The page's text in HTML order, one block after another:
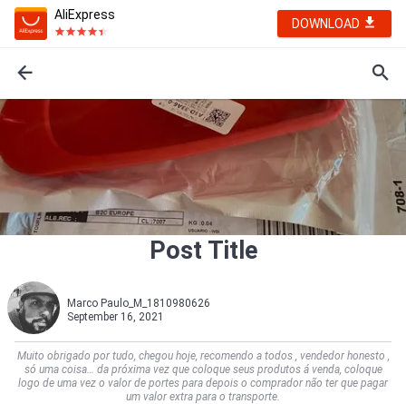
AliExpress
DOWNLOAD
Post Title
Marco Paulo_M_1810980626
September 16, 2021
Muito obrigado por tudo, chegou hoje, recomendo a todos , vendedor honesto ,
só uma coisa… da próxima vez que coloque seus produtos á venda, coloque
logo de uma vez o valor de portes para depois o comprador não ter que pagar
um valor extra para o transporte.